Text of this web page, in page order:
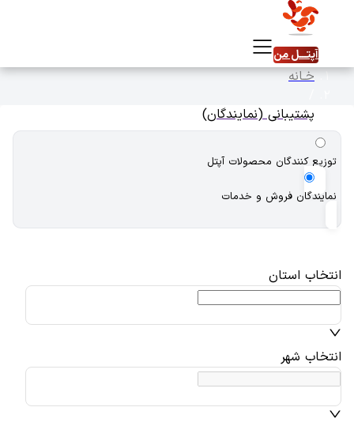
آپتـــل ‌من
خـانه
پشتیبانی (نمایندگان)
توزیع کنندگان محصولات آپتل
نمایندگان فروش و خدمات
انتخاب استان
انتخاب شهر